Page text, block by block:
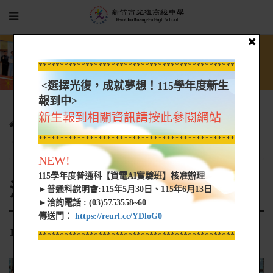
光復新聞 各科活動花絮
活動花絮-電機電子資訊
106-1均質化LED二重國中1061017
活動花絮-電機電子資訊
106-1均質化LED二重國中1061017
*****************************************************
<選擇光復，成就夢想！115學年度新生
報到中>
新生報到相關資訊請按此參閱網站
*****************************************************
NEW!
115學年度普通科【資電AI實驗班】核准辦理
►普通科說明會:115年5月30日、115年6月13日
►洽詢電話 : (03)5753558~60
傳送門： https://reurl.cc/YDloG0
*****************************************************